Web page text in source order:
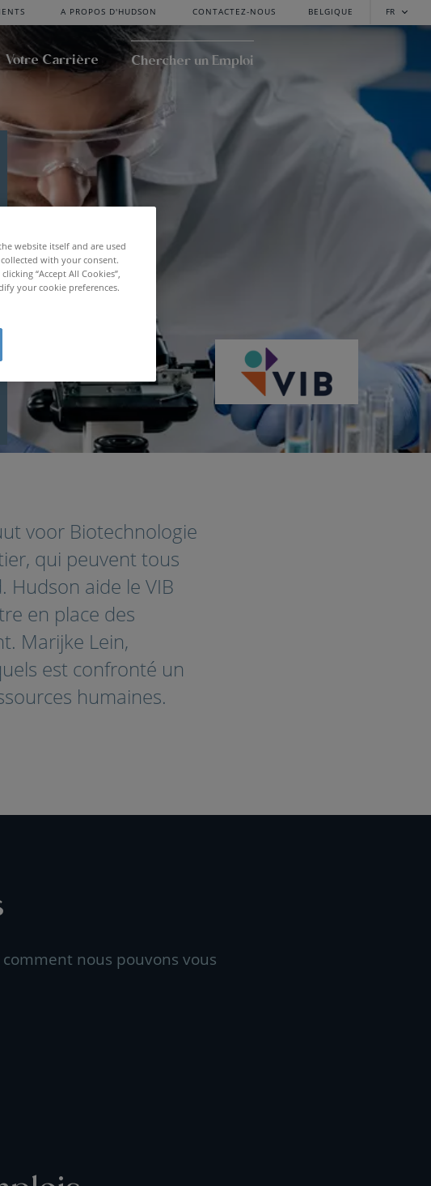
A PROPOS D'HUDSON CONTACTEZ-NOUS BELGIQUE FR
Votre Carrière Chercher un Emploi
voor Biotechnologie
qui peuvent tous
Hudson aide le VIB
en place des
Marijke Lein,
est confronté un
humaines.
nous pouvons vous
website itself and are used
with your consent.
“Accept All Cookies”,
your cookie preferences.